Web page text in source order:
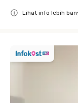
Lihat info lebih